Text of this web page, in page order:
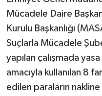
Mücadele Daire
Kurulu Başkanlığı
Suçlarla Mücadele
yapılan çalışmada
amacıyla kullanılan 8
edilen paraların